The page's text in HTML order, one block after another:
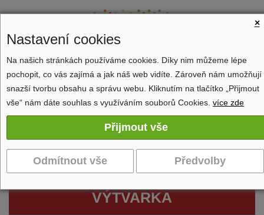
Zobrazit navigaci
VÝTVARKA
×
Nastavení cookies
Na našich stránkách používáme cookies. Díky nim můžeme lépe
pochopit, co vás zajímá a jak náš web vidíte. Zároveň nám umožňují
snazší tvorbu obsahu a správu webu. Kliknutím na tlačítko „Přijmout
vše“ nám dáte souhlas s využíváním souborů Cookies. více zde